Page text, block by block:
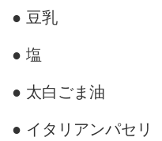
● 豆乳
● 塩
● 太白ごま油
● イタリアンパセリ